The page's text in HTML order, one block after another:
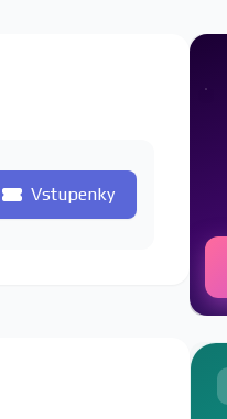
Vstupenky